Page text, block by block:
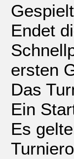
Endet
ersten
Das
Ein
Es